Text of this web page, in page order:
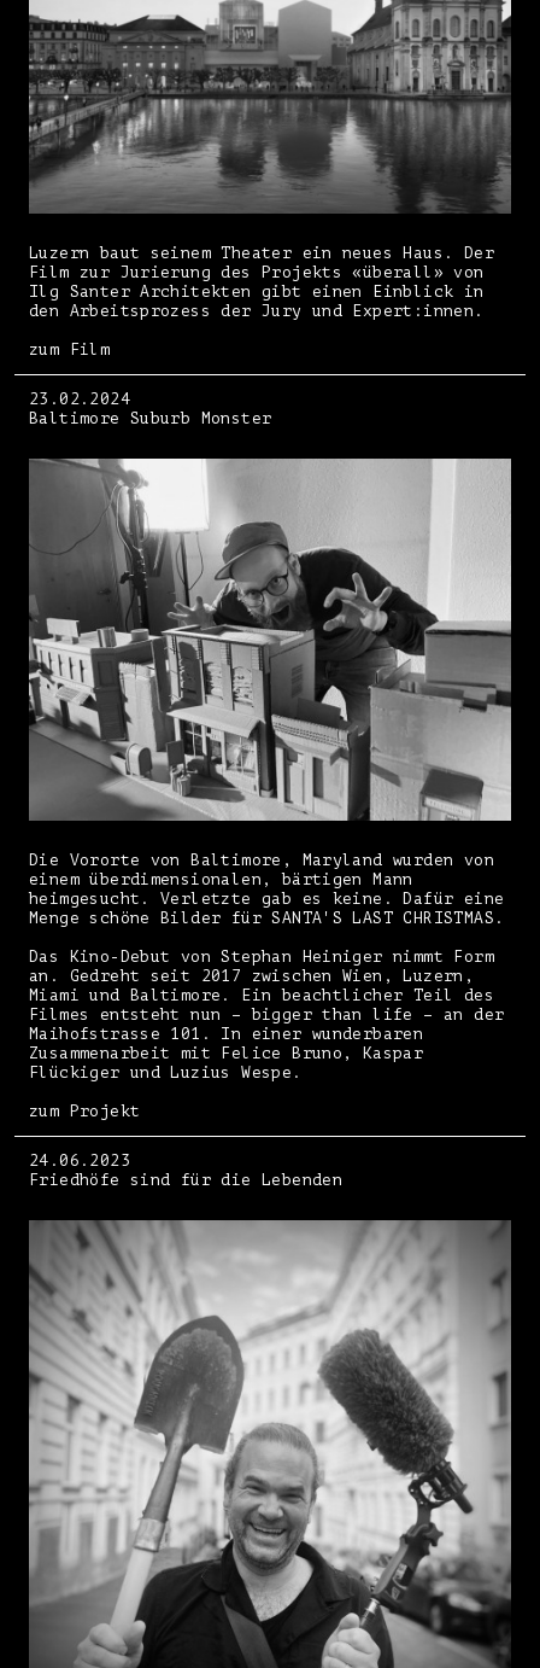
Luzern baut seinem Theater ein neues Haus. Der
Film zur Jurierung des Projekts «überall» von
Ilg Santer Architekten gibt einen Einblick in
den Arbeitsprozess der Jury und Expert:innen.
zum Film
23.02.2024
Baltimore Suburb Monster
Die Vororte von Baltimore, Maryland wurden von
einem überdimensionalen, bärtigen Mann
heimgesucht. Verletzte gab es keine. Dafür eine
Menge schöne Bilder für SANTA'S LAST CHRISTMAS.
Das Kino-Debut von Stephan Heiniger nimmt Form
an. Gedreht seit 2017 zwischen Wien, Luzern,
Miami und Baltimore. Ein beachtlicher Teil des
Filmes entsteht nun – bigger than life – an der
Maihofstrasse 101. In einer wunderbaren
Zusammenarbeit mit Felice Bruno, Kaspar
Flückiger und Luzius Wespe.
zum Projekt
24.06.2023
Friedhöfe sind für die Lebenden